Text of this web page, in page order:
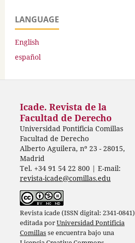
LANGUAGE
English
español
Icade. Revista de la
Facultad de Derecho
Universidad Pontificia Comillas
Facultad de Derecho
Alberto Aguilera, nº 23 - 28015,
Madrid
Tel. +34 91 54 22 800 | E-mail:
revista-icade@comillas.edu
Revista icade (ISSN digital: 2341-0841)
editada porUniversidad Pontificia
Comillasse encuentra bajo una